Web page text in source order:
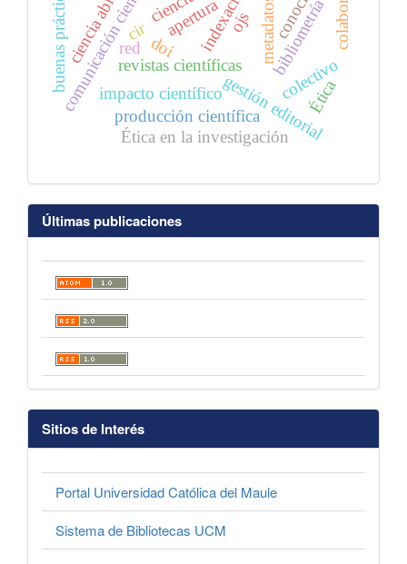
cir
revistas científicas
metadatosbibliometría
indexación
gestión editorial
ojs
comunicación científica
producción científica
impacto científico
apertura
red
colectivo
Ética
ciencia abierta
Ética en la investigación
doi
buenas prácticas
Últimas publicaciones
Sitios de Interés
Portal Universidad Católica del Maule
Sistema de Bibliotecas UCM